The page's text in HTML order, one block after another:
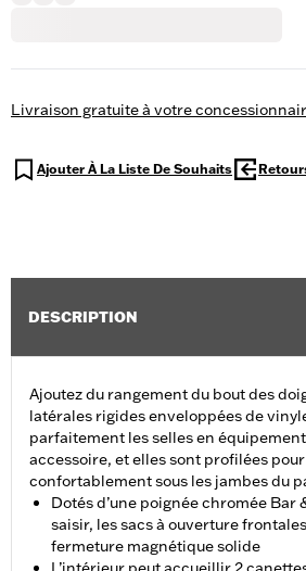
Livraison gratuite à votre
Ajouter À La Liste De Souhaits
DESCRIPTION
Ajoutez du rangement du bout des
latérales rigides enveloppées de
parfaitement les selles en équipement
accessoire, et elles sont profilées pour
confortablement sous les jambes du
Dotés d’une poignée chromée Bar
saisir, les sacs à ouverture
fermeture magnétique solide